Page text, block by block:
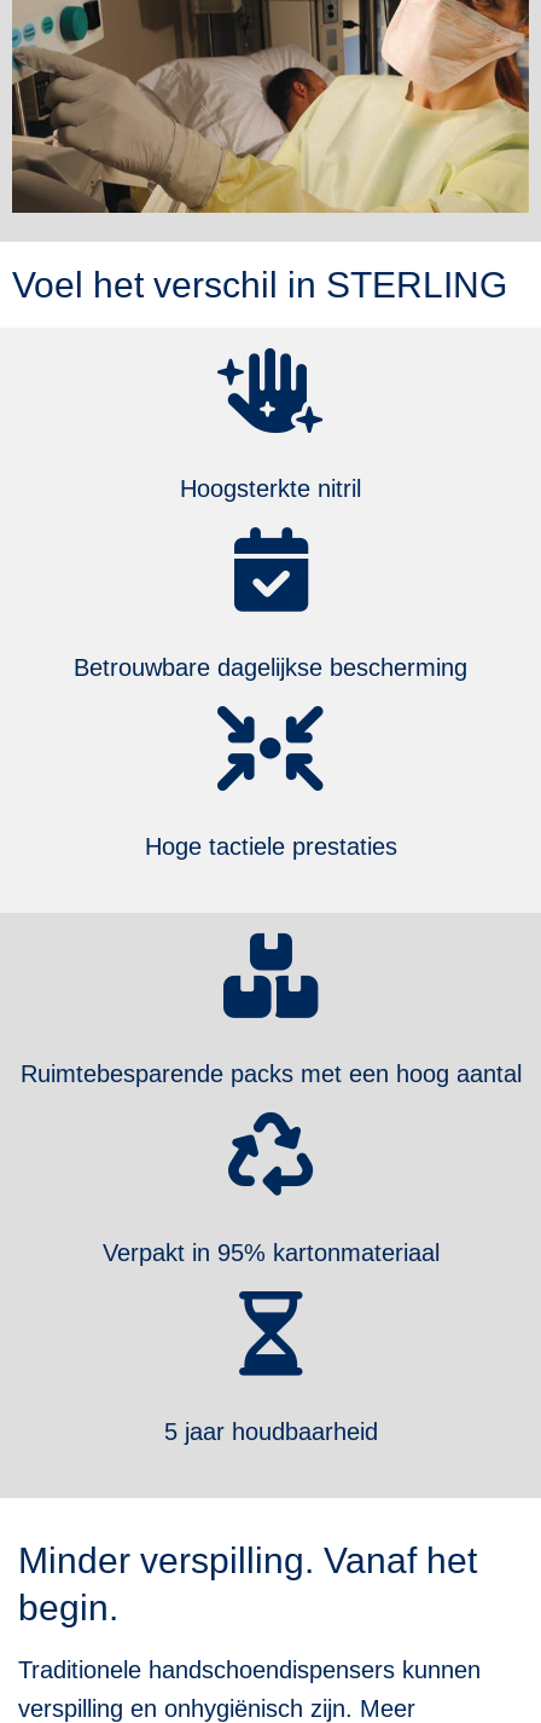
Voel het verschil in STERLING
Hoogsterkte nitril
Betrouwbare dagelijkse bescherming
Hoge tactiele prestaties
Ruimtebesparende packs met een hoog aantal
Verpakt in 95% kartonmateriaal
5 jaar houdbaarheid
Minder verspilling. Vanaf het
begin.
Traditionele handschoendispensers kunnen
verspilling en onhygiënisch zijn. Meer